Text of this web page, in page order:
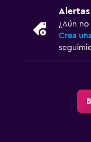
Armario o clóset
Toallas para piscina
¿Aún
Crea